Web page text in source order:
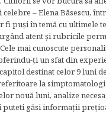
– Elena Băsescu,
fi puşi în temă cu ultimele
atent şi rubricile
mai cunoscute
ţi un sfat din
destinat celor 9 luni
la
nouă luni, analize
puteti găsi informaţii